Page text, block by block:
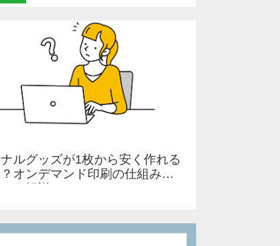
ルグッズが1枚から安く作れる
オンデマンド印刷の仕組みと
を解説